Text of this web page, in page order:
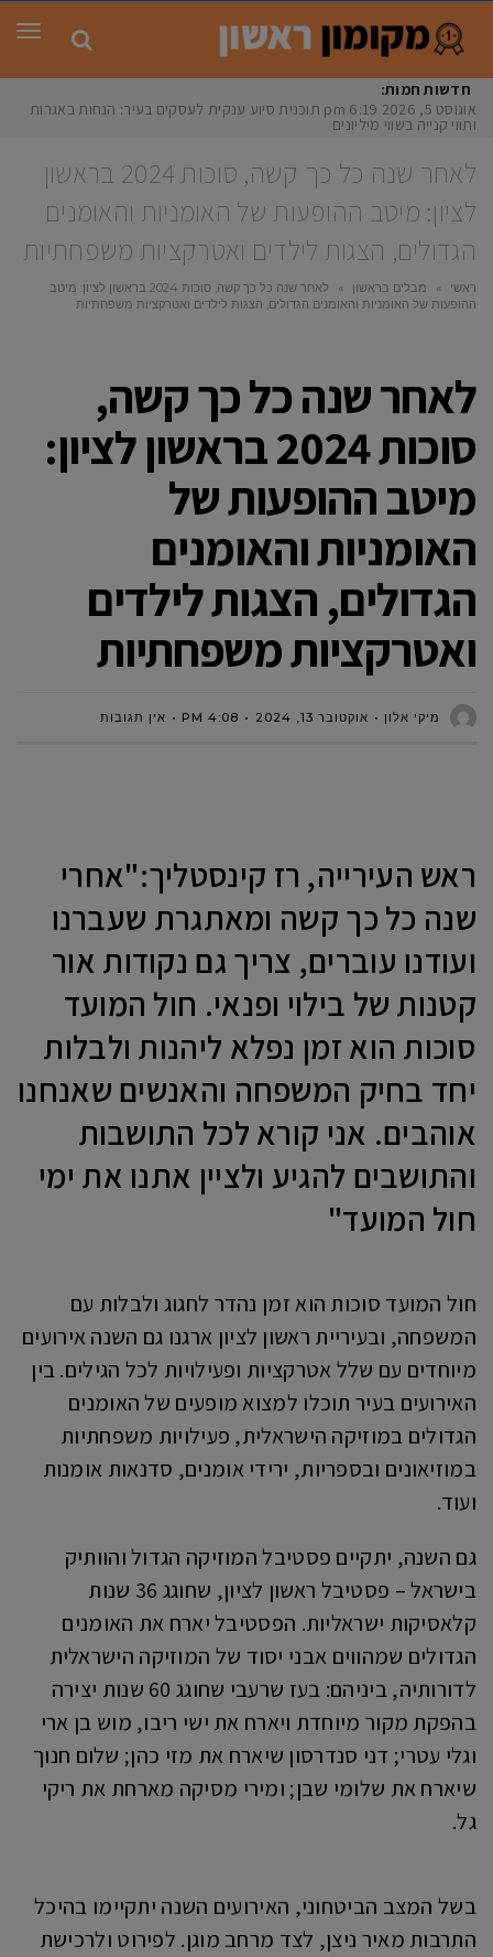
חדשות חמות:
אוגוסט 5, 2026
6:19 pm תוכנית סיוע ענקית לעסקים בעיר: הנחות באגרות
ותווי קנייה בשווי מיליונים הצע
לאחר שנה כל כך קשה, סוכות 2024 בראשון
לציון: מיטב ההופעות של האומניות והאומנים
הגדולים, הצגות לילדים ואטרקציות משפחתיות
ראשי » מבלים בראשון »
לאחר שנה כל כך קשה, סוכות 2024 בראשון לציון: מיטב
ההופעות של האומניות והאומנים הגדולים, הצגות לילדים ואטרקציות משפחתיות
לאחר שנה כל כך קשה,
סוכות 2024 בראשון לציון:
מיטב ההופעות של
האומניות והאומנים
הגדולים, הצגות לילדים
ואטרקציות משפחתיות
מיקי אלון אוקטובר 13, 2024 4:08 PM אין תגובות
ראש העירייה, רז קינסטליך:"אחרי
שנה כל כך קשה ומאתגרת שעברנו
ועודנו עוברים, צריך גם נקודות אור
קטנות של בילוי ופנאי. חול המועד
סוכות הוא זמן נפלא ליהנות ולבלות
יחד בחיק המשפחה והאנשים שאנחנו
אוהבים. אני קורא לכל התושבות
והתושבים להגיע ולציין אתנו את ימי
חול המועד"
חול המועד סוכות הוא זמן נהדר לחגוג ולבלות עם
המשפחה, ובעיריית ראשון לציון ארגנו גם השנה אירועים
מיוחדים עם שלל אטרקציות ופעילויות לכל הגילים. בין
האירועים בעיר תוכלו למצוא מופעים של האומנים
הגדולים במוזיקה הישראלית, פעילויות משפחתיות
במוזיאונים ובספריות, ירידי אומנים, סדנאות אומנות
ועוד.
גם השנה, יתקיים פסטיבל המוזיקה הגדול והוותיק
בישראל – פסטיבל ראשון לציון, שחוגג 36 שנות
קלאסיקות ישראליות. הפסטיבל יארח את האומנים
הגדולים שמהווים אבני יסוד של המוזיקה הישראלית
לדורותיה, ביניהם: בעז שרעבי שחוגג 60 שנות יצירה
בהפקת מקור מיוחדת ויארח את ישי ריבו, מוש בן ארי
וגלי עטרי; דני סנדרסון שיארח את מזי כהן; שלום חנוך
שיארח את שלומי שבן; ומירי מסיקה מארחת את ריקי
גל.
בשל המצב הביטחוני, האירועים השנה יתקיימו בהיכל
התרבות מאיר ניצן, לצד מרחב מוגן. לפירוט ולרכישת